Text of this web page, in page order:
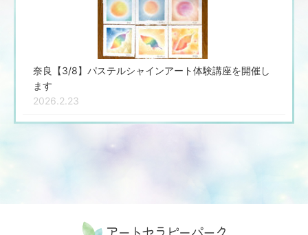
奈良【3/8】パステルシャインアート体験講座を開催し
ます
2026.2.23